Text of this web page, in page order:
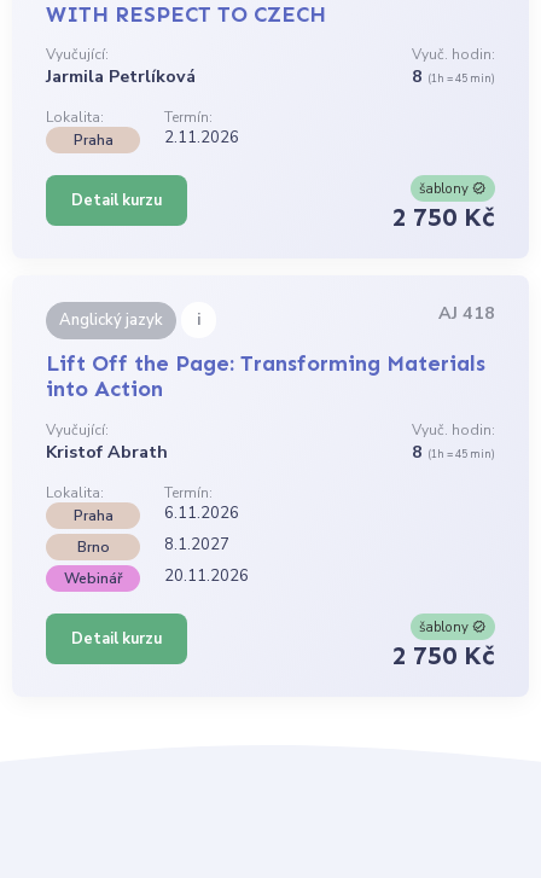
WITH RESPECT TO CZECH
Vyučující:
Jarmila Petrlíková
Vyuč. hodin:
8 (1h = 45 min)
Lokalita:
Termín:
Praha
2.11.2026
Detail kurzu
šablony
2 750 Kč
Anglický jazyk i AJ 418
Lift Off the Page: Transforming Materials
into Action
Vyučující:
Kristof Abrath
Vyuč. hodin:
8 (1h = 45 min)
Lokalita:
Termín:
Praha
6.11.2026
Brno 8.1.2027
Webinář 20.11.2026
Detail kurzu
šablony
2 750 Kč